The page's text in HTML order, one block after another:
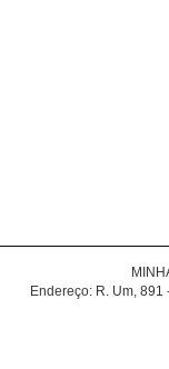
Endereço: R. Um, 891